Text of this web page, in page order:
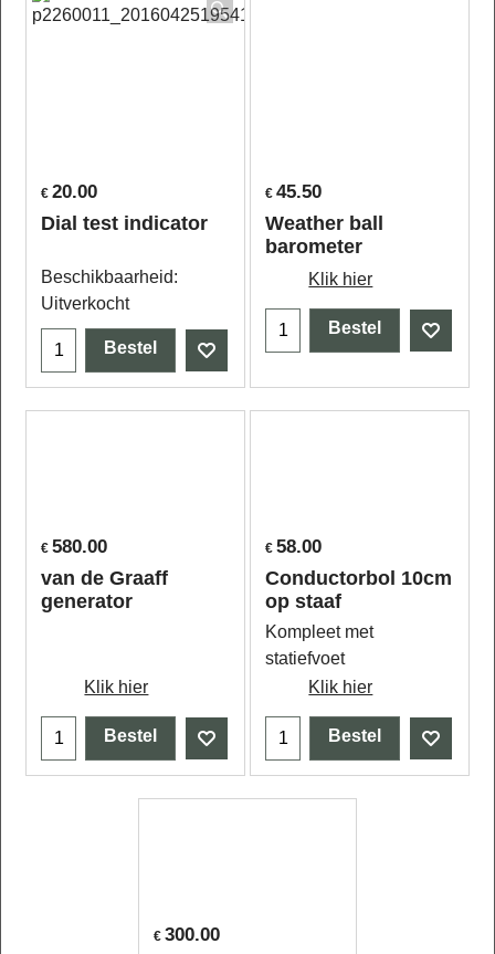
€ 20.00
Dial test indicator
Beschikbaarheid:
Uitverkocht
Bestel
€ 45.50
Weather ball
barometer
Klik hier
Bestel
€ 580.00
van de Graaff
generator
Klik hier
Bestel
€ 58.00
Conductorbol 10cm
op staaf
Kompleet met
statiefvoet
Klik hier
Bestel
€ 300.00